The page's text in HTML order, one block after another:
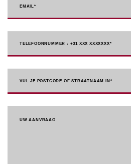
EMAIL*
TELEFOONNUMMER : +31 XXX XXXXXXX*
VUL JE POSTCODE OF STRAATNAAM IN*
UW AANVRAAG